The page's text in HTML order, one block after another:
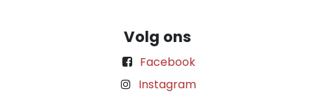
Volg ons
Facebook
Instagram